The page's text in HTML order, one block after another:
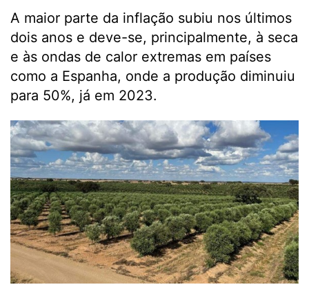
A maior parte da inflação subiu nos últimos
dois anos e deve-se, principalmente, à seca
e às ondas de calor extremas em países
como a Espanha, onde a produção diminuiu
para 50%, já em 2023.